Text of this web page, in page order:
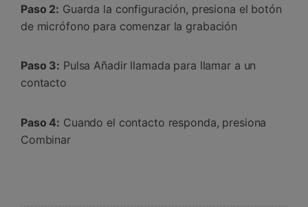
Paso 2: Guarda la configuración, presiona el botón
de micrófono para comenzar la grabación
Paso 3: Pulsa Añadir llamada para llamar a un
contacto
Paso 4: Cuando el contacto responda, presiona
Combinar